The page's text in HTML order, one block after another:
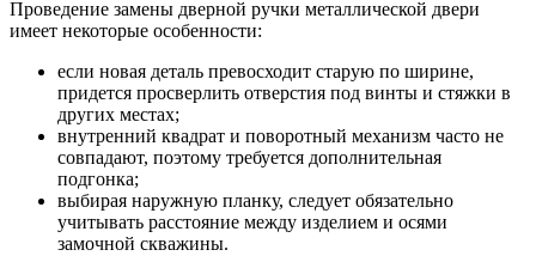
Проведение замены дверной ручки металлической двери
имеет некоторые особенности:
если новая деталь превосходит старую по ширине,
придется просверлить отверстия под винты и стяжки в
других местах;
внутренний квадрат и поворотный механизм часто не
совпадают, поэтому требуется дополнительная
подгонка;
выбирая наружную планку, следует обязательно
учитывать расстояние между изделием и осями
замочной скважины.